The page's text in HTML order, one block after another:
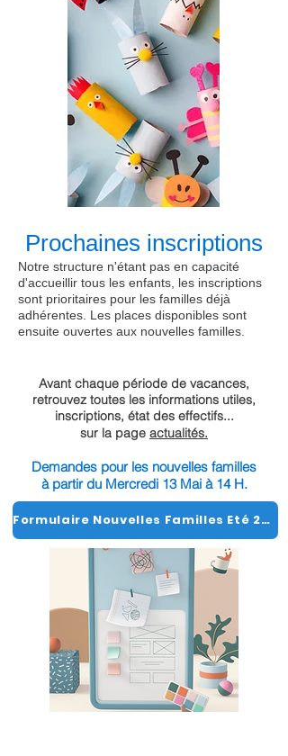
Prochaines inscriptions
Notre structure n'étant pas en capacité
d'accueillir tous les enfants, les inscriptions
sont prioritaires pour les familles déjà
adhérentes. Les places disponibles sont
ensuite ouvertes aux nouvelles familles.
Avant chaque période de vacances,
retrouvez toutes les informations utiles,
inscriptions, état des effectifs...
sur la page actualités.
Demandes pour les nouvelles familles
à partir du Mercredi 13 Mai à 14 H.
Formulaire Nouvelles Familles Eté 2026